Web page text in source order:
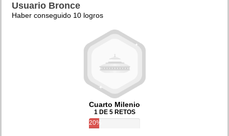
Usuario Bronce
Haber conseguido 10 logros
Cuarto Milenio
1 DE 5 RETOS
20%